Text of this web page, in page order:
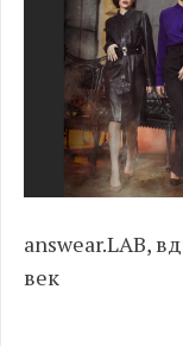
answear.LAB,
век